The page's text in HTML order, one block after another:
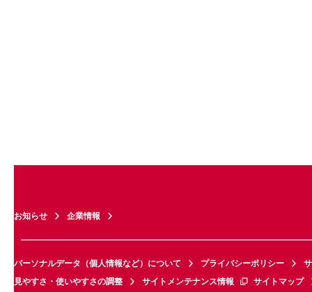
お知らせ 企業情報
パーソナルデータ（個人情報など）について プライバシーポリシー
見やすさ・使いやすさの調整
サイトメンテナンス情報 サイトマップ